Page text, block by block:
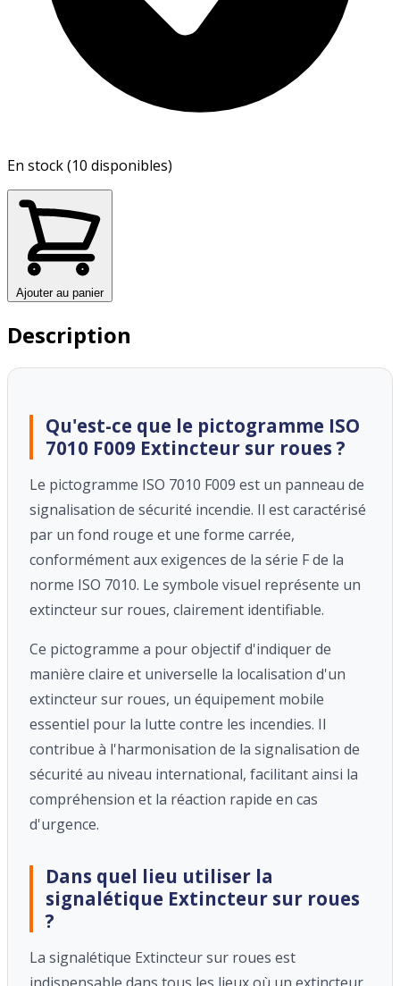
En stock (10 disponibles)
Ajouter au panier
Description
Qu'est-ce que le pictogramme ISO
7010 F009 Extincteur sur roues ?
Le pictogramme ISO 7010 F009 est un panneau de
signalisation de sécurité incendie. Il est caractérisé
par un fond rouge et une forme carrée,
conformément aux exigences de la série F de la
norme ISO 7010. Le symbole visuel représente un
extincteur sur roues, clairement identifiable.
Ce pictogramme a pour objectif d'indiquer de
manière claire et universelle la localisation d'un
extincteur sur roues, un équipement mobile
essentiel pour la lutte contre les incendies. Il
contribue à l'harmonisation de la signalisation de
sécurité au niveau international, facilitant ainsi la
compréhension et la réaction rapide en cas
d'urgence.
Dans quel lieu utiliser la
signalétique Extincteur sur roues
?
La signalétique Extincteur sur roues est